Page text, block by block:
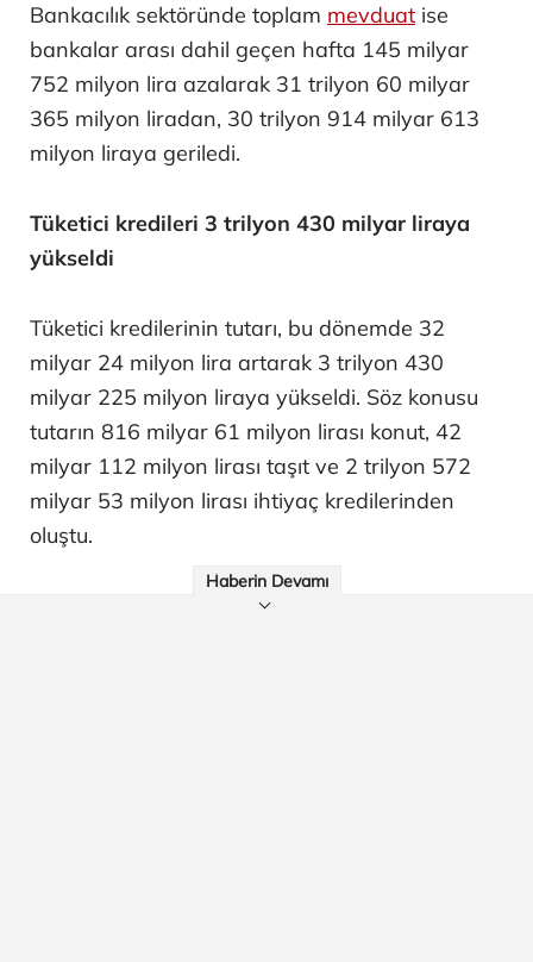
Bankacılık sektöründe toplam mevduat ise
bankalar arası dahil geçen hafta 145 milyar
752 milyon lira azalarak 31 trilyon 60 milyar
365 milyon liradan, 30 trilyon 914 milyar 613
milyon liraya geriledi.
Tüketici kredileri 3 trilyon 430 milyar liraya
yükseldi
Tüketici kredilerinin tutarı, bu dönemde 32
milyar 24 milyon lira artarak 3 trilyon 430
milyar 225 milyon liraya yükseldi. Söz konusu
tutarın 816 milyar 61 milyon lirası konut, 42
milyar 112 milyon lirası taşıt ve 2 trilyon 572
milyar 53 milyon lirası ihtiyaç kredilerinden
oluştu.
Haberin Devamı